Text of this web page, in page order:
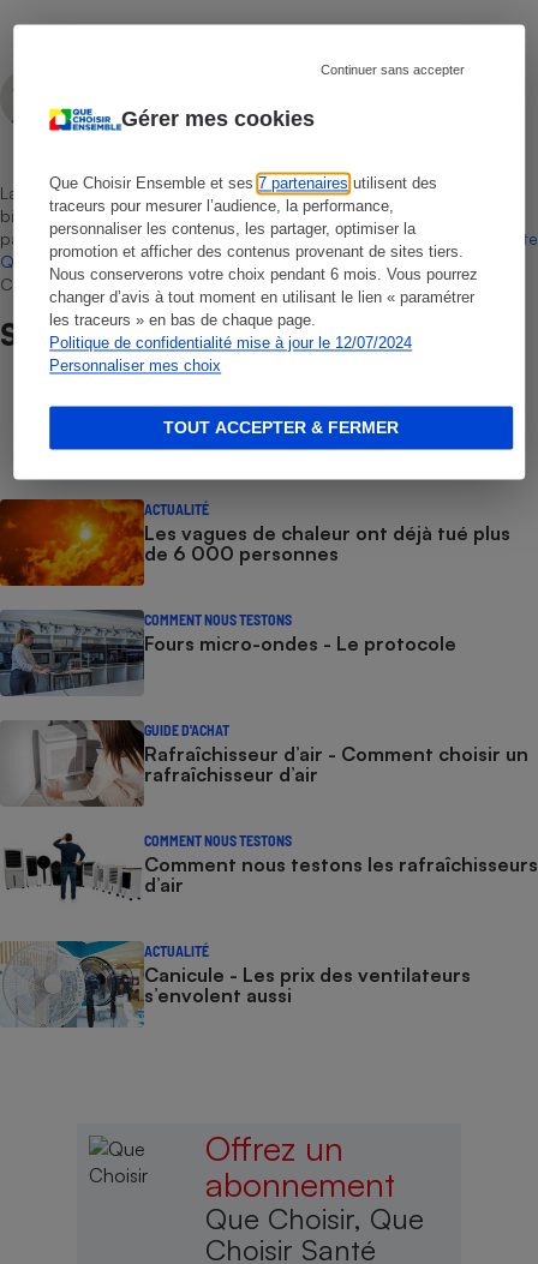
Gérer mes cookies
Que Choisir Ensemble et ses7 partenaires utilisent des
traceurs pour mesurer l’audience, la performance,
personnaliser les contenus, les partager, optimiser la
promotion et afficher des contenus provenant de sites tiers.
Nous conserverons votre choix pendant 6 mois. Vous pourrez
changer d’avis à tout moment en utilisant le lien « paramétrer
les traceurs » en bas de chaque page.
Politique de confidentialité mise à jour le 12/07/2024
Personnaliser mes choix
Continuer sans accepter
TOUT ACCEPTER & FERMER
Rédacteur technique
La sélection de produits ou services est représentative du marché,
bien que non-exhaustive. À l’exception des autorisations données
par Bureau Veritas Certification conformément aux règles de
La Note
Que Choisir, il n’existe aucune relation contractuelle entre Que
Choisir Ensemble et les professionnels référencés.
Sur le même sujet
Sèche-linge - Le protocole
ACTUALITÉ
Les vagues de chaleur ont déjà tué plus
de 6 000 personnes
COMMENT NOUS TESTONS
Fours micro-ondes - Le protocole
GUIDE D'ACHAT
Rafraîchisseur d’air - Comment choisir un
rafraîchisseur d’air
COMMENT NOUS TESTONS
Comment nous testons les rafraîchisseurs
d’air
ACTUALITÉ
Canicule - Les prix des ventilateurs
s’envolent aussi
Offrez un
abonnement
Que Choisir, Que
Choisir Santé